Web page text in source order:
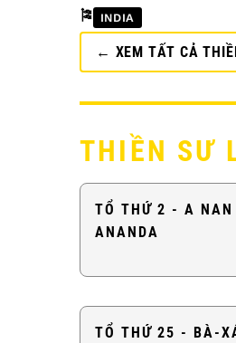
🎏 INDIA
← XEM TẤT CẢ
THIỀN SƯ
TỔ THỨ 2 - A
ANANDA
TỔ THỨ 25 - BÀ-